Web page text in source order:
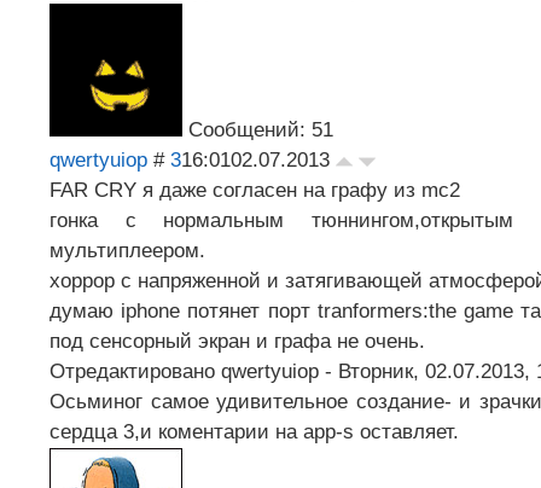
Сообщений: 51
qwertyuiop # 316:0102.07.2013
FAR CRY я даже согласен на графу из mc2
гонка с нормальным тюннингом,открытым
мультиплеером.
хоррор с напряженной и затягивающей
думаю iphone потянет порт tranformers:the game
под сенсорный экран и графа не очень.
Отредактировано qwertyuiop - Вторник, 02.07.2013,
Осьминог самое удивительное создание- и
сердца 3,и коментарии на app-s оставляет.